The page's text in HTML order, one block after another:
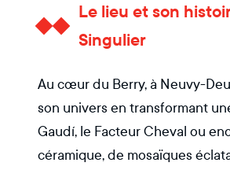
Le lieu et son
Singulier
Au cœur du Berry, à Neuvy-
son univers en transformant
Gaudí, le Facteur Cheval ou
céramique, de mosaïques